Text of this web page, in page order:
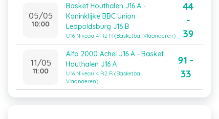
05/05
10:00
Basket Houthalen J16 A -
Koninklijke BBC Union
Leopoldsburg J16 B
U16 Niveau 4 R2 R (Basketbal Vlaanderen)
44
-
39
11/05
11:00
Alfa 2000 Achel J16 A - Basket
Houthalen J16 A
U16 Niveau 4 R2 R (Basketbal
Vlaanderen)
91 -
33